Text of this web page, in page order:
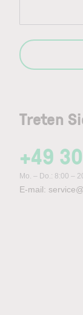
Treten
+49
Mo. – Do.: 8:00 –
E-mail: